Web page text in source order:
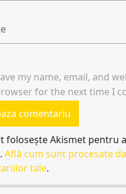
my name, email, and
for the next time I
folosește Akismet pentru
Află cum sunt procesate
tale.